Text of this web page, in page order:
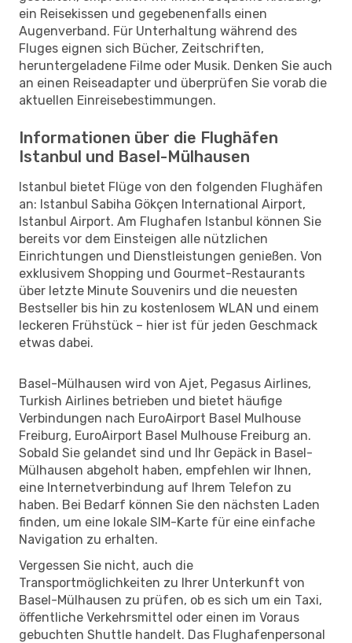
ein Reisekissen und gegebenenfalls einen
Augenverband. Für Unterhaltung während des
Fluges eignen sich Bücher, Zeitschriften,
heruntergeladene Filme oder Musik. Denken Sie auch
an einen Reiseadapter und überprüfen Sie vorab die
aktuellen Einreisebestimmungen.
Informationen über die Flughäfen
Istanbul und Basel-Mülhausen
Istanbul bietet Flüge von den folgenden Flughäfen
an: Istanbul Sabiha Gökçen International Airport,
Istanbul Airport. Am Flughafen Istanbul können Sie
bereits vor dem Einsteigen alle nützlichen
Einrichtungen und Dienstleistungen genießen. Von
exklusivem Shopping und Gourmet-Restaurants
über letzte Minute Souvenirs und die neuesten
Bestseller bis hin zu kostenlosem WLAN und einem
leckeren Frühstück – hier ist für jeden Geschmack
etwas dabei.
Basel-Mülhausen wird von Ajet, Pegasus Airlines,
Turkish Airlines betrieben und bietet häufige
Verbindungen nach EuroAirport Basel Mulhouse
Freiburg, EuroAirport Basel Mulhouse Freiburg an.
Sobald Sie gelandet sind und Ihr Gepäck in Basel-
Mülhausen abgeholt haben, empfehlen wir Ihnen,
eine Internetverbindung auf Ihrem Telefon zu
haben. Bei Bedarf können Sie den nächsten Laden
finden, um eine lokale SIM-Karte für eine einfache
Navigation zu erhalten.
Vergessen Sie nicht, auch die
Transportmöglichkeiten zu Ihrer Unterkunft von
Basel-Mülhausen zu prüfen, ob es sich um ein Taxi,
öffentliche Verkehrsmittel oder einen im Voraus
gebuchten Shuttle handelt. Das Flughafenpersonal